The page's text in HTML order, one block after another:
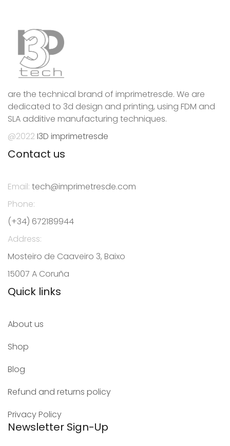
are the technical brand of imprimetresde. We are
dedicated to 3d design and printing, using FDM and
SLA additive manufacturing techniques.
@2022 I3D imprimetresde
Contact us
Email: tech@imprimetresde.com
Phone:
(+34) 672189944
Address:
Mosteiro de Caaveiro 3, Baixo
15007 A Coruña
Quick links
About us
Shop
Blog
Refund and returns policy
Privacy Policy
Newsletter Sign-Up